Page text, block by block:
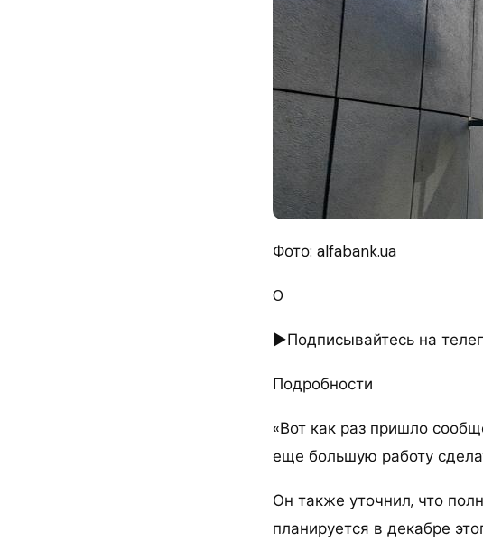
Фото: alfabank.ua
0
►Подписывайтесь на
Подробности
«Вот как раз пришло
еще большую работу
Он также уточнил, что
планируется в декабре